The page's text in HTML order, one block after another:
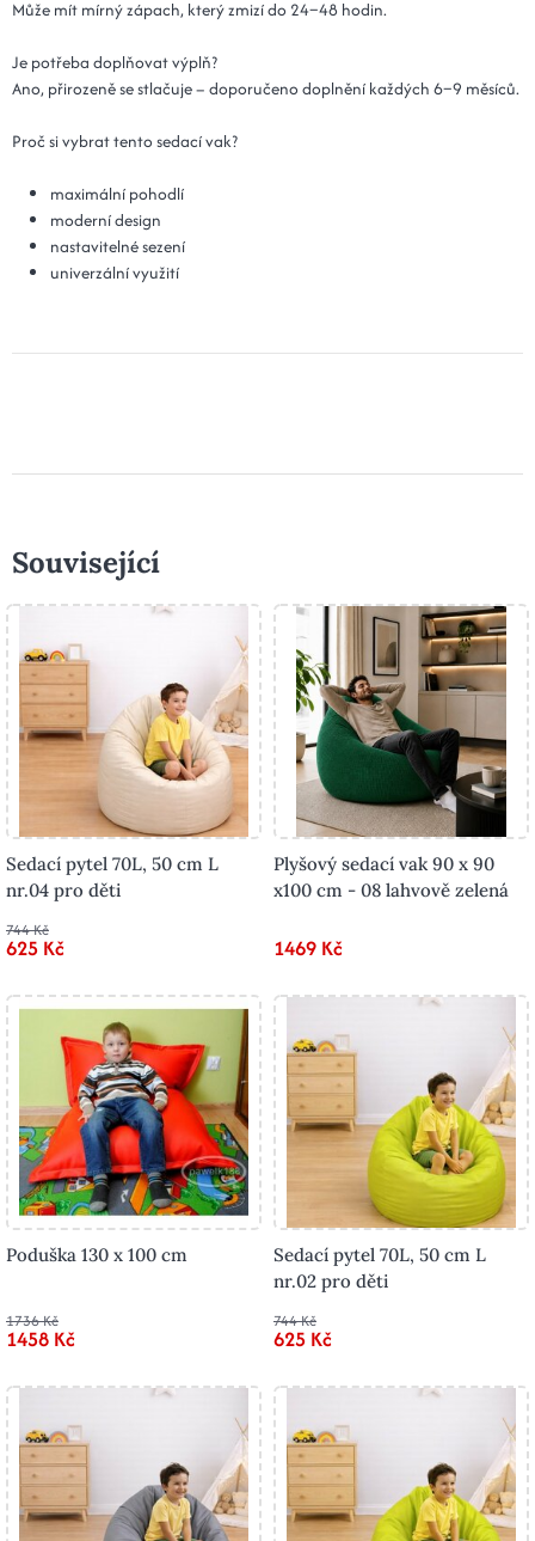
Může mít mírný zápach, který zmizí do 24–48 hodin.
Je potřeba doplňovat výplň?
Ano, přirozeně se stlačuje – doporučeno doplnění každých 6–9 měsíců.
Proč si vybrat tento sedací vak?
maximální pohodlí
moderní design
nastavitelné sezení
univerzální využití
Související
Sedací pytel 70L, 50 cm L
nr.04 pro děti
744 Kč
625 Kč
Plyšový sedací vak 90 x 90
x100 cm - 08 lahvově zelená
1469 Kč
Poduška 130 x 100 cm
1736 Kč
1458 Kč
Sedací pytel 70L, 50 cm L
nr.02 pro děti
744 Kč
625 Kč